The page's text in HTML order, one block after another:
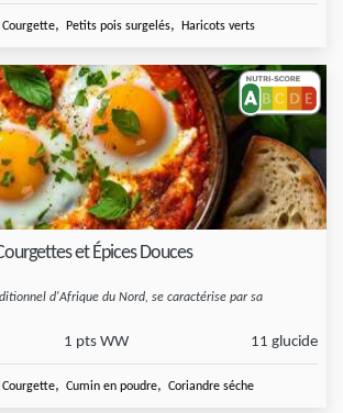
Courgette, Petits pois surgelés, Haricots verts
et Épices Douces
d'Afrique du Nord, se caractérise par sa
1 pts WW 11 glucide
Courgette, Cumin en poudre, Coriandre séche